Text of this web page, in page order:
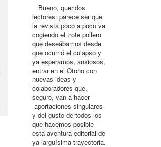
Bueno, queridos
lectores: parece ser que
la revista poco a poco va
cogiendo el trote pollero
que deseábamos desde
que ocurrió el colapso y
ya esperamos, ansiosos,
entrar en el Otoño con
nuevas ideas y
colaboradores que,
seguro, van a hacer
aportaciones singulares
y del gusto de todos los
que hacemos posible
esta aventura editorial de
ya larguísima trayectoria.